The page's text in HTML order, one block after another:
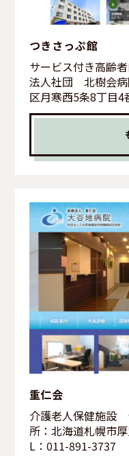
つきさっぷ館
サービス付き高齢
法人社団 北樹会病
区月寒西5条8丁目
重仁会
介護老人保健施設
所：北海道札幌市
L：011-891-3737